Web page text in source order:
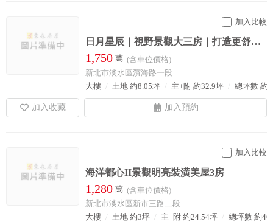
加入比較
日月星辰｜視野景觀大三房｜打造更舒適的生活空間
1,750 萬 (含車位價格)
新北市淡水區濱海路一段
大樓
土地 約8.05坪 主+附 約32.9坪 總坪數 約
加入比較
海洋都心II景觀明亮裝潢美屋3房
1,280 萬 (含車位價格)
新北市淡水區新市三路二段
大樓
土地 約3坪 主+附 約24.54坪 總坪數 約